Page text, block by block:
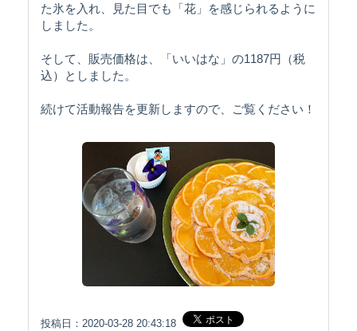
た氷を入れ、見た目でも「花」を感じられるように
しました。
そして、販売価格は、「いいはな」の1187円（税
込）としました。
続けて活動報告を更新しますので、ご覧ください！
投稿日：2020-03-28 20:43:18